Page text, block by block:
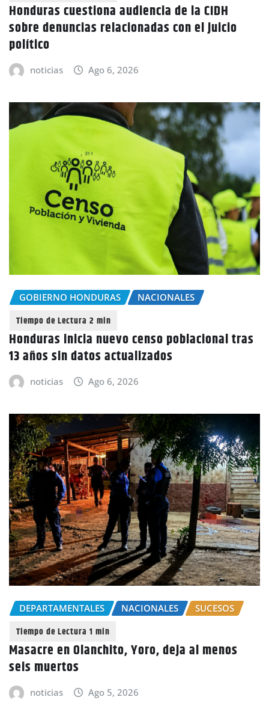
Honduras cuestiona audiencia de la CIDH
sobre denuncias relacionadas con el juicio
político
noticias Ago 6, 2026
GOBIERNO HONDURAS NACIONALES
Honduras inicia nuevo censo poblacional tras
13 años sin datos actualizados
noticias Ago 6, 2026
DEPARTAMENTALES NACIONALES SUCESOS
Masacre en Olanchito, Yoro, deja al menos
seis muertos
noticias Ago 5, 2026